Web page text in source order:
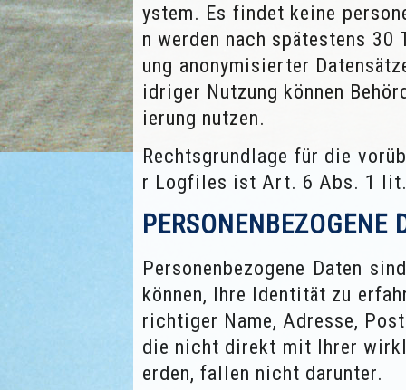
ystem. Es findet keine
n werden nach spätestens
ung anonymisierter
idriger Nutzung können
ierung nutzen.
Rechtsgrundlage für die
r Logfiles ist Art. 6 Abs. 1 lit.
PERSONENBEZOGENE
Personenbezogene Daten
können, Ihre Identität zu
richtiger Name, Adresse,
die nicht direkt mit Ihrer
erden, fallen nicht darunter.